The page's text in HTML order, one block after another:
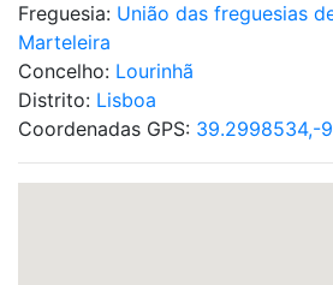
Freguesia: União das freguesias
Marteleira
Concelho: Lourinhã
Distrito: Lisboa
Coordenadas GPS: 39.2998534,-